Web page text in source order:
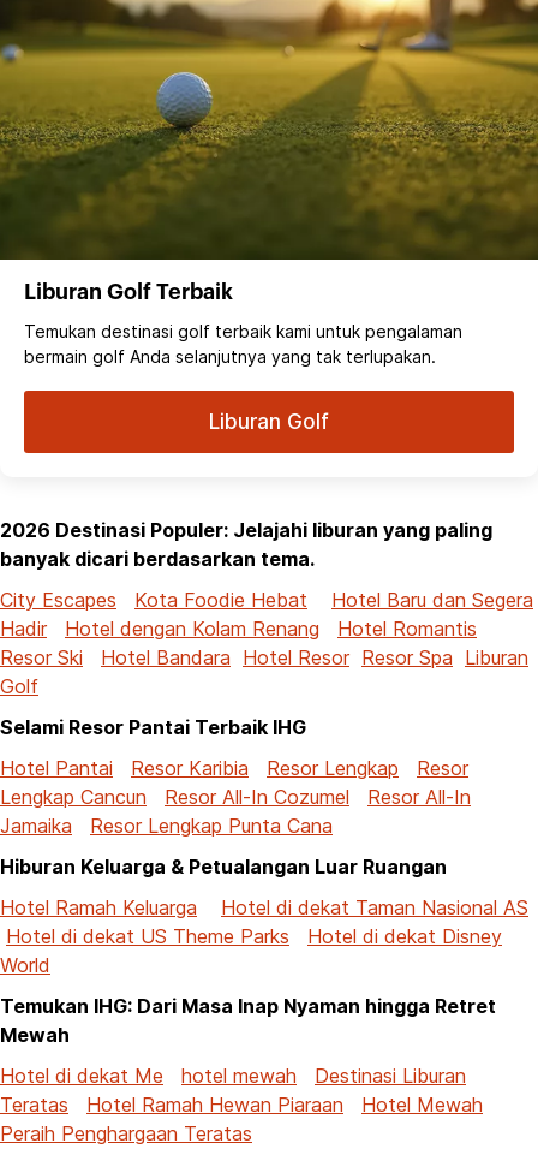
Liburan Golf Terbaik
Temukan destinasi golf terbaik kami untuk pengalaman
bermain golf Anda selanjutnya yang tak terlupakan.
Liburan Golf
2026 Destinasi Populer: Jelajahi liburan yang paling
banyak dicari berdasarkan tema.
City Escapes
Kota Foodie Hebat
Hotel Baru dan Segera
Hadir
Hotel dengan Kolam Renang
Hotel Romantis
Resor Ski
Hotel Bandara Hotel Resor Resor Spa Liburan
Golf
Selami Resor Pantai Terbaik IHG
Hotel Pantai
Resor Karibia Resor Lengkap
Resor
Lengkap Cancun
Resor All-In Cozumel
Resor All-In
Jamaika
Resor Lengkap Punta Cana
Hiburan Keluarga & Petualangan Luar Ruangan
Hotel Ramah Keluarga
Hotel di dekat Taman Nasional AS
Hotel di dekat US Theme Parks
Hotel di dekat Disney
World
Temukan IHG: Dari Masa Inap Nyaman hingga Retret
Mewah
Hotel di dekat Me
hotel mewah
Destinasi Liburan
Teratas
Hotel Ramah Hewan Piaraan
Hotel Mewah
Peraih Penghargaan Teratas